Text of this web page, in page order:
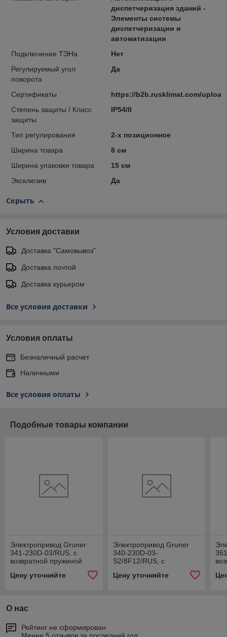
диспетчеризация зданий -
Элементы системы
диспетчеризации и
автоматизации
Подключение ТЭНа
Нет
Регулируемый угол
поворота
Да
Сертификаты
https://b2b.rusklimat.com/
Степень защиты / Класс
защиты
IP54/II
Тип регулирования
2-х позиционное
Ширина товара
8 см
Ширина упаковки товара
15 см
Эксклюзив
Да
Скрыть
Условия доставки
Доставка "Самовывоз"
Доставка почтой
Доставка курьером
Все условия доставки
Условия оплаты
Безналичный расчет
Наличными
Все условия оплаты
Подобные товары компании
Электропривод Gruner
341-230D-03/RUS, с
возвратной пружиной
Цену уточняйте
Электропривод Gruner
340-230D-03-
S2/8F12/RUS, с
Цену уточняйте
О нас
Рейтинг не сформирован
Менее 5 отзывов за последний год